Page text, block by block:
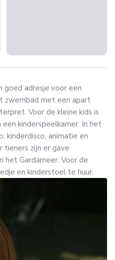
goed adresje voor een
zwembad met een apart
Voor de kleine kids is
kinderspeelkamer. In het
kinderdisco, animatie en
tieners zijn er gave
het Gardameer. Voor de
en kinderstoel te huur.